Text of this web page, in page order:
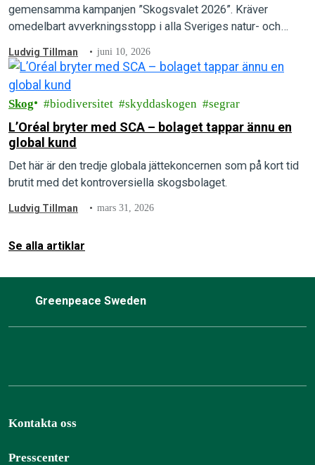
gemensamma kampanjen ”Skogsvalet 2026”. Kräver
omedelbart avverkningsstopp i alla Sveriges natur- och
Ludvig Tillman juni 10, 2026
Skog biodiversitet skyddaskogen segrar
L’Oréal bryter med SCA – bolaget tappar ännu en
global kund
Det här är den tredje globala jättekoncernen som på kort tid
brutit med det kontroversiella skogsbolaget.
Ludvig Tillman mars 31, 2026
Se alla artiklar
Greenpeace Sweden
Kontakta oss
Presscenter